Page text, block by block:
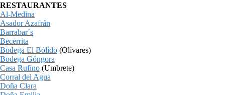
RESTAURANTES
Al-Medina
Asador Azafrán
Barrabar´s
Becerrita
Bodega El Bólido (Olivares)
Bodega Góngora
Casa Rufino (Umbrete)
Corral del Agua
Doña Clara